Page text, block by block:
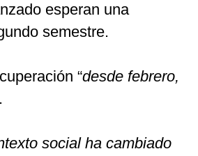
esperan una
semestre.
“desde febrero,
social ha cambiado